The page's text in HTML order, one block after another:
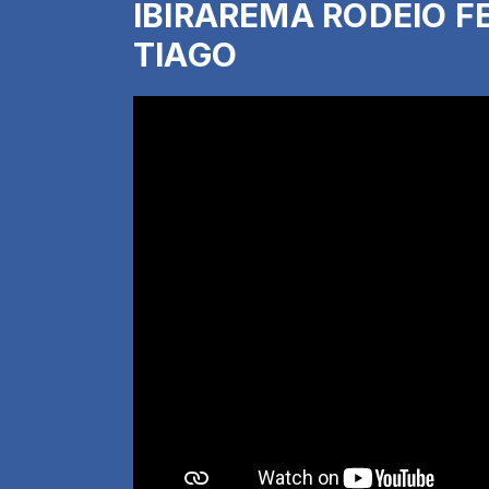
IBIRAREMA RODEIO
TIAGO